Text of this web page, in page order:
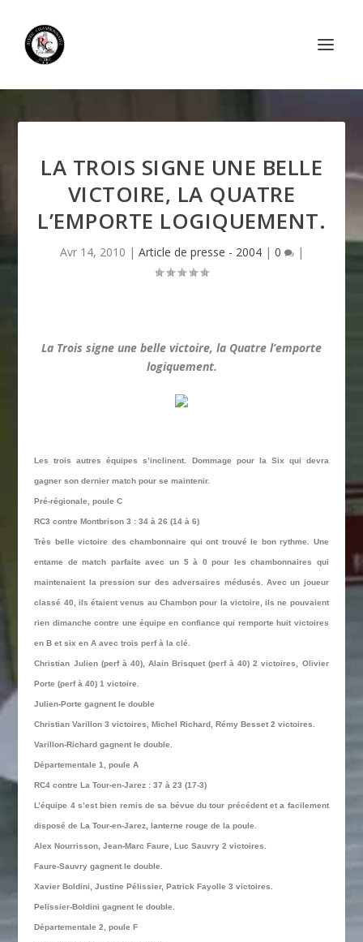
LA TROIS SIGNE UNE BELLE
VICTOIRE, LA QUATRE
L’EMPORTE LOGIQUEMENT.
Avr 14, 2010 | Article de presse - 2004| 0 |
La Trois signe une belle victoire, la Quatre l’emporte
logiquement.
Les trois autres équipes s’inclinent. Dommage pour la Six qui devra
gagner son dernier match pour se maintenir.
Pré-régionale, poule C
RC3 contre Montbrison 3 : 34 à 26 (14 à 6)
Très belle victoire des chambonnaire qui ont trouvé le bon rythme. Une
entame de match parfaite avec un 5 à 0 pour les chambonnaires qui
maintenaient la pression sur des adversaires médusés. Avec un joueur
classé 40, ils étaient venus au Chambon pour la victoire, ils ne pouvaient
rien dimanche contre une équipe en confiance qui remporte huit victoires
en B et six en A avec trois perf à la clé.
Christian Julien (perf à 40), Alain Brisquet (perf à 40) 2 victoires, Olivier
Porte (perf à 40) 1 victoire.
Julien-Porte gagnent le double
Christian Varillon 3 victoires, Michel Richard, Rémy Besset 2 victoires.
Varillon-Richard gagnent le double.
Départementale 1, poule A
RC4 contre La Tour-en-Jarez : 37 à 23 (17-3)
L’équipe 4 s’est bien remis de sa bévue du tour précédent et a facilement
disposé de La Tour-en-Jarez, lanterne rouge de la poule.
Alex Nourrisson, Jean-Marc Faure, Luc Sauvry 2 victoires.
Faure-Sauvry gagnent le double.
Xavier Boldini, Justine Pélissier, Patrick Fayolle 3 victoires.
Pelissier-Boldini gagnent le double.
Départementale 2, poule F